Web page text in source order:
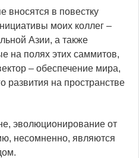
вносятся в повестку
моих коллег –
Азии, а также
на полях этих саммитов,
– обеспечение мира,
развития на пространстве
эволюционирование от
несомненно, являются